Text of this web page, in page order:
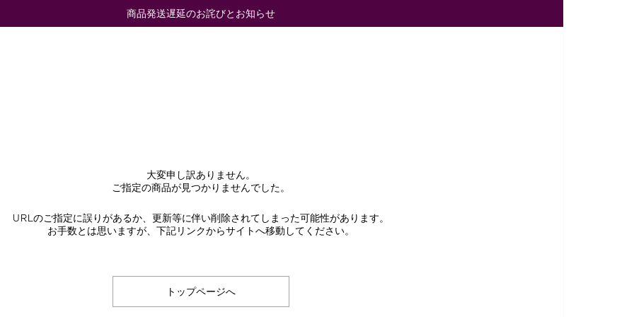
商品発送遅延のお詫びとお知らせ
大変申し訳ありません。
ご指定の商品が見つかりませんでした。
URLのご指定に誤りがあるか、更新等に伴い削除されてしまった可能性があります。
お手数とは思いますが、下記リンクからサイトへ移動してください。
トップページへ